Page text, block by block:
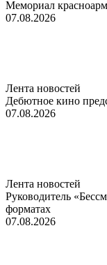
Мемориал
07.08.2026
Лента новостей
Дебютное кино
07.08.2026
Лента новостей
Руководитель
форматах
07.08.2026